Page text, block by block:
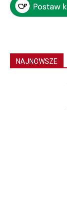
NAJNOWSZE